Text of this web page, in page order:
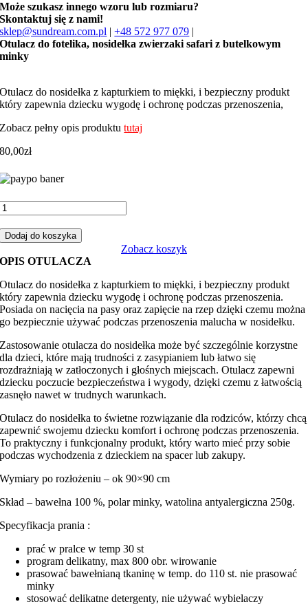
Może szukasz innego wzoru lub rozmiaru?
Skontaktuj się z nami!
sklep@sundream.com.pl |+48 572 977 079 |
Otulacz do fotelika, nosidełka zwierzaki safari z butelkowym
minky
Otulacz do nosidełka z kapturkiem to miękki, i bezpieczny produkt
który zapewnia dziecku wygodę i ochronę podczas przenoszenia,
Zobacz pełny opis produktututaj
80,00zł
Dodaj do koszyka
Zobacz koszyk
OPIS OTULACZA
Otulacz do nosidełka z kapturkiem to miękki, i bezpieczny produkt
który zapewnia dziecku wygodę i ochronę podczas przenoszenia.
Posiada on nacięcia na pasy oraz zapięcie na rzep dzięki czemu można
go bezpiecznie używać podczas przenoszenia malucha w nosidełku.
Zastosowanie otulacza do nosidełka może być szczególnie korzystne
dla dzieci, które mają trudności z zasypianiem lub łatwo się
rozdrażniają w zatłoczonych i głośnych miejscach. Otulacz zapewni
dziecku poczucie bezpieczeństwa i wygody, dzięki czemu z łatwością
zasnęło nawet w trudnych warunkach.
Otulacz do nosidełka to świetne rozwiązanie dla rodziców, którzy chcą
zapewnić swojemu dziecku komfort i ochronę podczas przenoszenia.
To praktyczny i funkcjonalny produkt, który warto mieć przy sobie
podczas wychodzenia z dzieckiem na spacer lub zakupy.
Wymiary po rozłożeniu – ok 90×90 cm
Skład – bawełna 100 %, polar minky, watolina antyalergiczna 250g.
Specyfikacja prania :
prać w pralce w temp 30 st
program delikatny, max 800 obr. wirowanie
prasować bawełnianą tkaninę w temp. do 110 st. nie prasować
minky
stosować delikatne detergenty, nie używać wybielaczy